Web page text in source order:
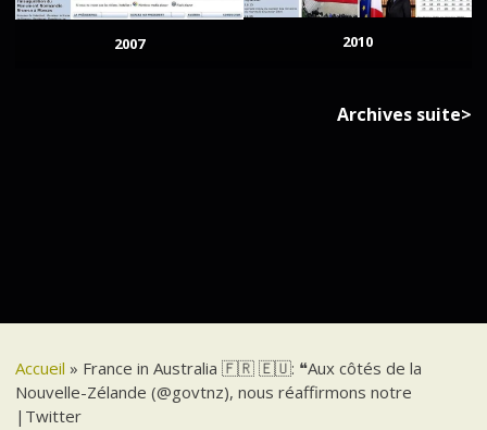
2007 2010
Archives suite>
Accueil » France in Australia 🇫🇷 🇪🇺: ❝Aux côtés de la
Nouvelle-Zélande (@govtnz), nous réaffirmons notre
|Twitter